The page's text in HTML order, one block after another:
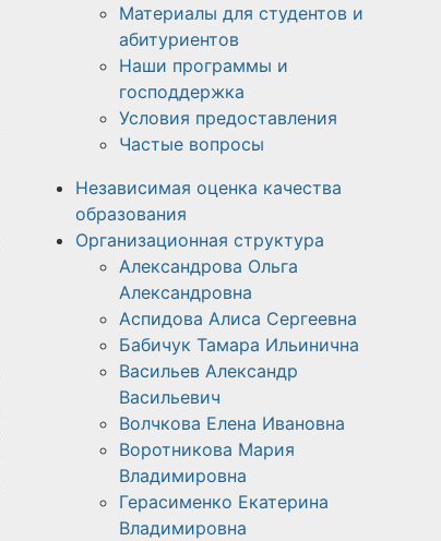
Материалы для студентов и
абитуриентов
Наши программы и
господдержка
Условия предоставления
Частые вопросы
Независимая оценка качества
образования
Организационная структура
Александрова Ольга
Александровна
Аспидова Алиса Сергеевна
Бабичук Тамара Ильинична
Васильев Александр
Васильевич
Волчкова Елена Ивановна
Воротникова Мария
Владимировна
Герасименко Екатерина
Владимировна